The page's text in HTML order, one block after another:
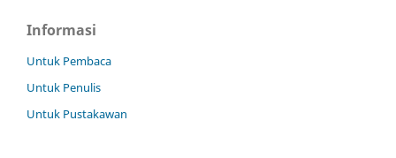
Informasi
Untuk Pembaca
Untuk Penulis
Untuk Pustakawan